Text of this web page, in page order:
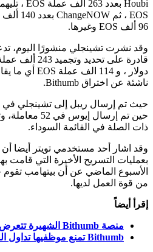
96 ألف EOS وغيرها.
وقد نشرت تشينجلي منشورًا اليوم،
ناشئة عن اختراق Bithumb.
حيث تم إرسال ريبل إلى تشينجلي في
حين تم إرسال
ذات الصلة في القائمة السوداء.
وقد اشار أحد مستخدمي تويتر أيضا أن
بعمليات التسريح الأخيرة التي قامت
من قوة العمل لديها.
إقرأ أيضاً
منصة Bithumb الشهيرة تتعرض لدعوى قضائية
Bithumb تمنع موظفيها تداول العملات الرقمية على منصتها